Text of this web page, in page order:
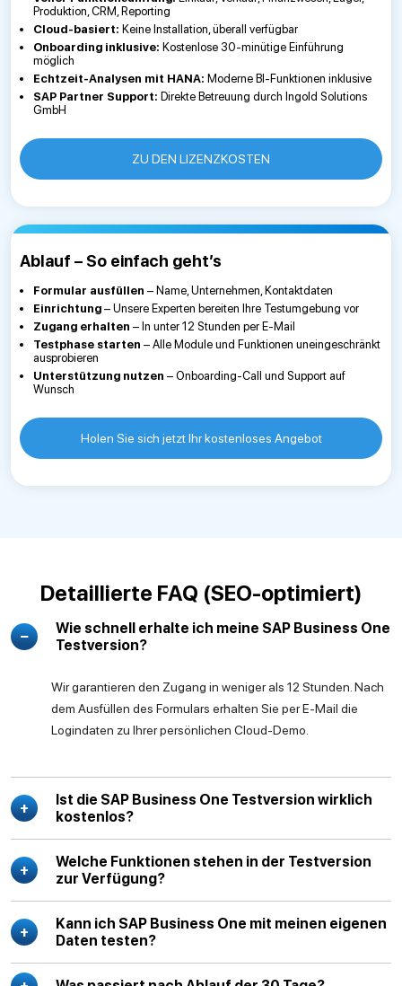
Produktion, CRM, Reporting
Cloud-basiert: Keine Installation, überall verfügbar
Onboarding inklusive: Kostenlose 30-minütige Einführung
möglich
Echtzeit-Analysen mit HANA: Moderne BI-Funktionen inklusive
SAP Partner Support: Direkte Betreuung durch Ingold Solutions
GmbH
ZU DEN LIZENZKOSTEN
Ablauf – So einfach geht’s
Formular ausfüllen – Name, Unternehmen, Kontaktdaten
Einrichtung – Unsere Experten bereiten Ihre Testumgebung vor
Zugang erhalten – In unter 12 Stunden per E-Mail
Testphase starten – Alle Module und Funktionen uneingeschränkt
ausprobieren
Unterstützung nutzen – Onboarding-Call und Support auf
Wunsch
Holen Sie sich jetzt Ihr kostenloses Angebot
Detaillierte FAQ (SEO-optimiert)
Wie schnell erhalte ich meine SAP Business One
Testversion?
Wir garantieren den Zugang in weniger als 12 Stunden. Nach
dem Ausfüllen des Formulars erhalten Sie per E-Mail die
Logindaten zu Ihrer persönlichen Cloud-Demo.
Ist die SAP Business One Testversion wirklich
kostenlos?
Welche Funktionen stehen in der Testversion
zur Verfügung?
Kann ich SAP Business One mit meinen eigenen
Daten testen?